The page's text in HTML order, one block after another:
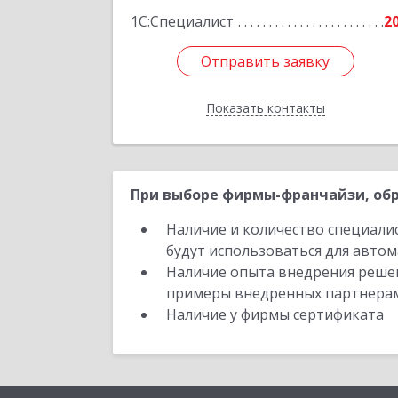
1С:Специалист
Отправить заявку
Показать контакты
Отправить заявку
Назад
При выборе фирмы-франчайзи,
Наличие и количество
будут использоваться для
Наличие опыта внедрения
примеры внедренных
Наличие у фирмы сертификата